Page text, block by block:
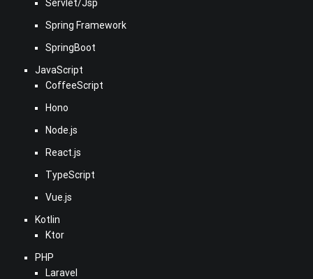
Servlet/Jsp
Spring Framework
SpringBoot
JavaScript
CoffeeScript
Hono
Node.js
React.js
TypeScript
Vue.js
Kotlin
Ktor
PHP
Laravel